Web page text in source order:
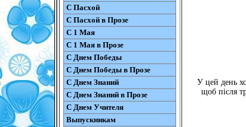
С Пасхой
С Пасхой в Прозе
С 1 Мая
С 1 Мая в Прозе
С Днем Победы
С Днем Победы в Прозе
С Днем Знаний
С Днем Знаний в Прозе
С Днем Учителя
Выпускникам
У цей день
щоб після